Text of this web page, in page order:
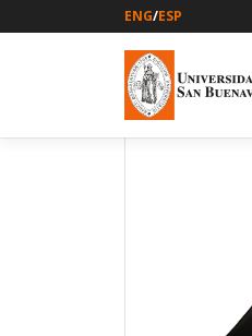
ENG/ESP